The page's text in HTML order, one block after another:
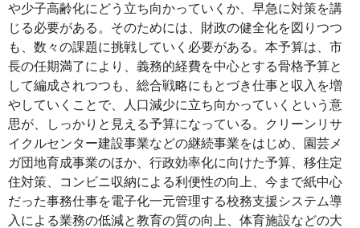
や少子高齢化にどう立ち向かっていくか、早急に対策を講
じる必要がある。そのためには、財政の健全化を図りつつ
も、数々の課題に挑戦していく必要がある。本予算は、市
長の任期満了により、義務的経費を中心とする骨格予算と
して編成されつつも、総合戦略にもとづき仕事と収入を増
やしていくことで、人口減少に立ち向かっていくという意
思が、しっかりと見える予算になっている。クリーンリサ
イクルセンター建設事業などの継続事業をはじめ、園芸メ
ガ団地育成事業のほか、行政効率化に向けた予算、移住定
住対策、コンビニ収納による利便性の向上、今まで紙中心
だった事務仕事を電子化一元管理する校務支援システム導
入による業務の低減と教育の質の向上、体育施設などの大